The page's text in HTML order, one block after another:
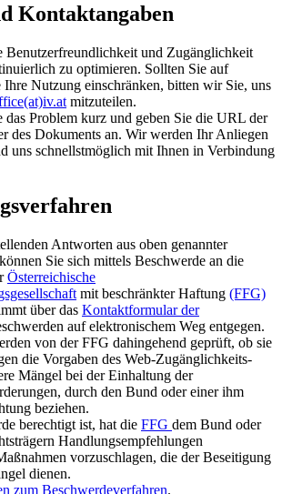
Kontaktangaben
Benutzerfreundlichkeit und Zugänglichkeit
zu optimieren. Sollten Sie auf
Ihre Nutzung einschränken, bitten wir Sie, uns
mitzuteilen.
das Problem kurz und geben Sie die URL der
des Dokuments an. Wir werden Ihr Anliegen
uns schnellstmöglich mit Ihnen in Verbindung
Antworten aus oben genannter
Sie sich mittels Beschwerde an die
Österreichische
mit beschränkter Haftung (FFG)
über das Kontaktformular der
auf elektronischem Weg entgegen.
von der FFG dahingehend geprüft, ob sie
die Vorgaben des Web-Zugänglichkeits-
Mängel bei der Einhaltung der
durch den Bund oder einer ihm
beziehen.
berechtigt ist, hat die FFG dem Bund oder
Handlungsempfehlungen
vorzuschlagen, die der Beseitigung
dienen.
zum Beschwerdeverfahren.